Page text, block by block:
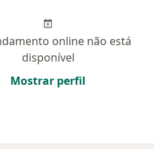
online não está
disponível
Mostrar perfil